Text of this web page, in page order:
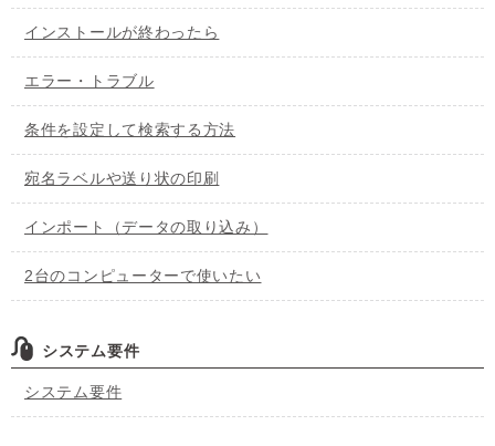
インストールが終わったら
エラー・トラブル
条件を設定して検索する方法
宛名ラベルや送り状の印刷
インポート（データの取り込み）
2台のコンピューターで使いたい
システム要件
システム要件